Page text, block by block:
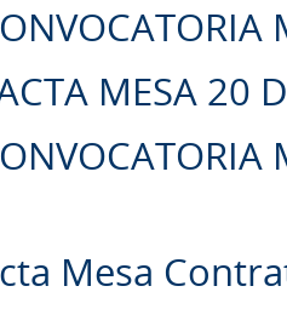
MESA 20
Mesa